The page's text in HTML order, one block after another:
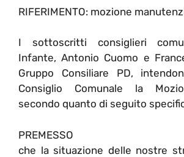
RIFERIMENTO: mozione
I sottoscritti consiglieri
Infante, Antonio Cuomo e
Gruppo Consiliare PD,
Consiglio Comunale la
secondo quanto di seguito
PREMESSO
che la situazione delle nostre